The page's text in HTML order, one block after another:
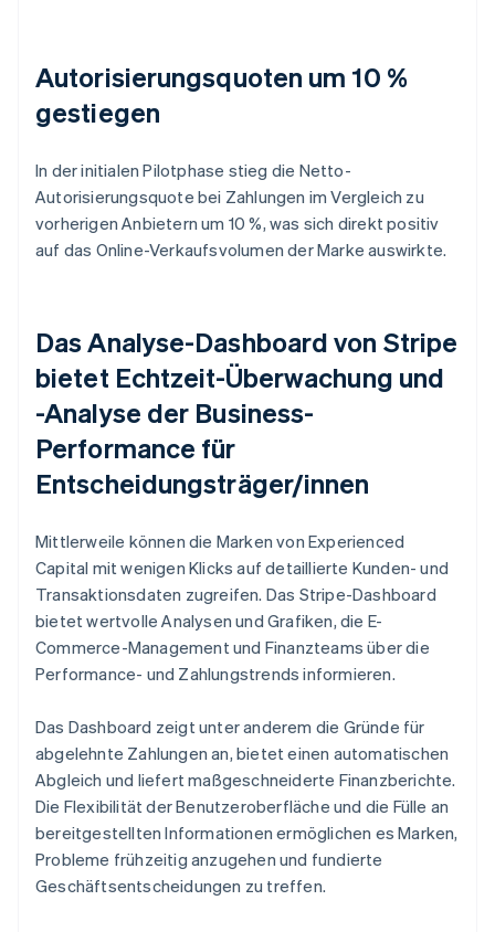
Autorisierungsquoten um 10 %
gestiegen
In der initialen Pilotphase stieg die Netto-
Autorisierungsquote bei Zahlungen im Vergleich zu
vorherigen Anbietern um 10 %, was sich direkt positiv
auf das Online-Verkaufsvolumen der Marke auswirkte.
Das Analyse-Dashboard von Stripe
bietet Echtzeit-Überwachung und
-Analyse der Business-
Performance für
Entscheidungsträger/innen
Mittlerweile können die Marken von Experienced
Capital mit wenigen Klicks auf detaillierte Kunden- und
Transaktionsdaten zugreifen. Das Stripe-Dashboard
bietet wertvolle Analysen und Grafiken, die E-
Commerce-Management und Finanzteams über die
Performance- und Zahlungstrends informieren.
Das Dashboard zeigt unter anderem die Gründe für
abgelehnte Zahlungen an, bietet einen automatischen
Abgleich und liefert maßgeschneiderte Finanzberichte.
Die Flexibilität der Benutzeroberfläche und die Fülle an
bereitgestellten Informationen ermöglichen es Marken,
Probleme frühzeitig anzugehen und fundierte
Geschäftsentscheidungen zu treffen.